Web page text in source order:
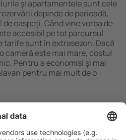
și apartamentele sunt cele
depinde de perioadă,
oaspeți. Când vine vorba de
accesibil pe tot parcursul
tarife sunt în extrasezon. Dacă
cameră este mai mare, costul
Pentru a economisi şi mai
pentru mai mult de o